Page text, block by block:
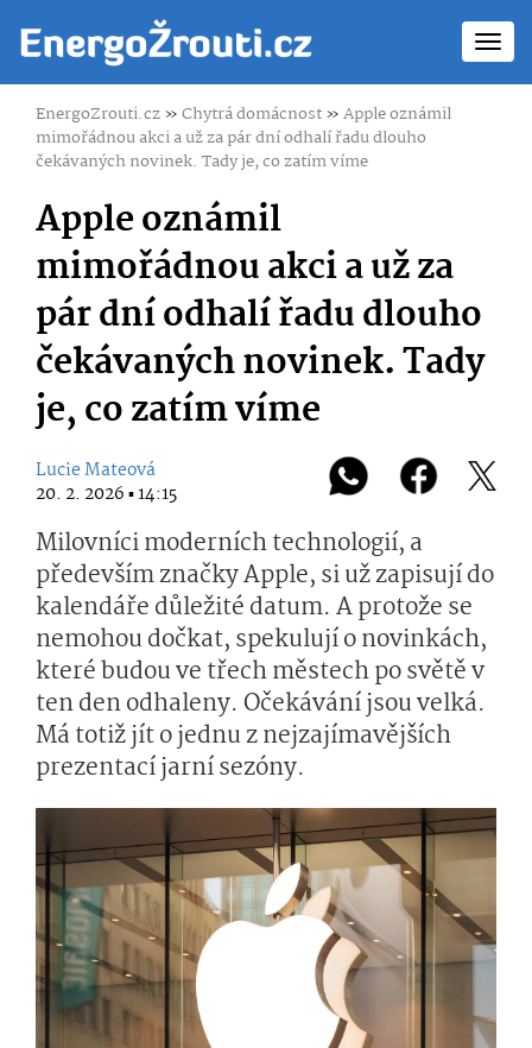
EnergoZrouti.cz»Chytrá domácnost»Apple oznámil
mimořádnou akci a už za pár dní odhalí řadu dlouho
čekávaných novinek. Tady je, co zatím víme
Apple oznámil
mimořádnou akci a už za
pár dní odhalí řadu dlouho
čekávaných novinek. Tady
je, co zatím víme
Lucie Mateová
20. 2. 2026 ▪ 14:15
Milovníci moderních technologií, a
především značky Apple, si už zapisují do
kalendáře důležité datum. A protože se
nemohou dočkat, spekulují o novinkách,
které budou ve třech městech po světě v
ten den odhaleny. Očekávání jsou velká.
Má totiž jít o jednu z nejzajímavějších
prezentací jarní sezóny.